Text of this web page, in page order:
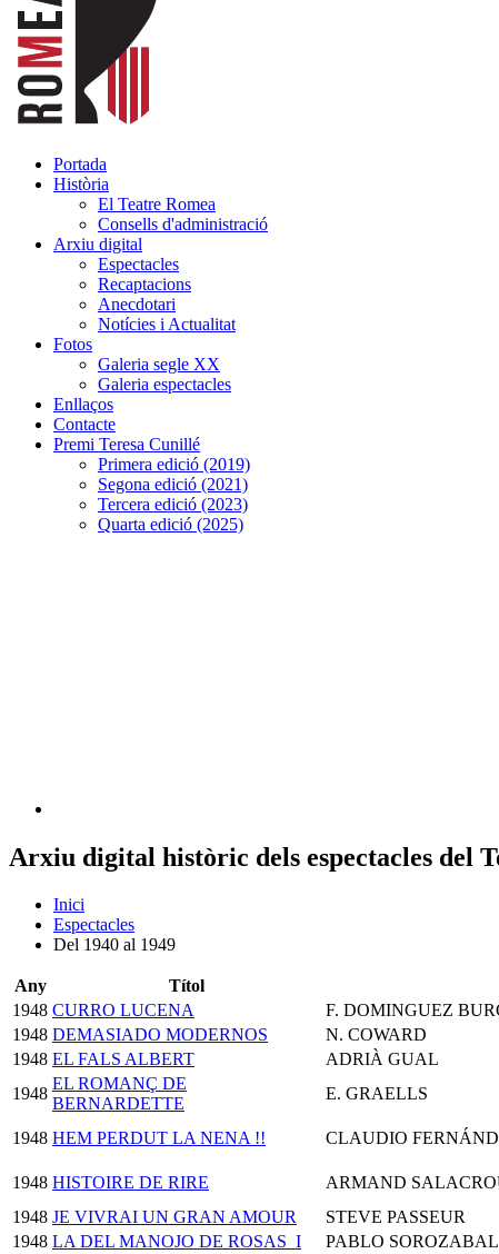
Portada
Història
El Teatre Romea
Consells d'administració
Arxiu digital
Espectacles
Recaptacions
Anecdotari
Notícies i Actualitat
Fotos
Galeria segle XX
Galeria espectacles
Enllaços
Contacte
Premi Teresa Cunillé
Primera edició (2019)
Segona edició (2021)
Tercera edició (2023)
Quarta edició (2025)
Arxiu digital històric dels espectacles del
Inici
Espectacles
Del 1940 al 1949
Any Títol
1948 CURRO LUCENA F. DOMINGUEZ
1948 DEMASIADO MODERNOS N. COWARD
1948 EL FALS ALBERT ADRIÀ GUAL
1948
EL ROMANÇ DE
BERNARDETTE
E. GRAELLS
1948 HEM PERDUT LA NENA !! CLAUDIO
1948 HISTOIRE DE RIRE ARMAND
1948 JE VIVRAI UN GRAN AMOUR STEVE PASSEUR
1948 LA DEL MANOJO DE ROSAS_I PABLO